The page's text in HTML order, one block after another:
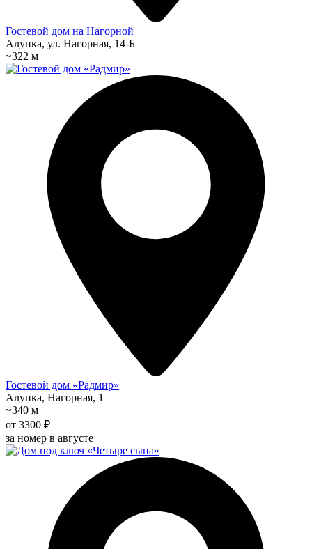
Гостевой дом на Нагорной
Алупка, ул. Нагорная, 14-Б
~322 м
Гостевой дом «Радмир»
Алупка, Нагорная, 1
~340 м
от 3300 ₽
за номер в августе